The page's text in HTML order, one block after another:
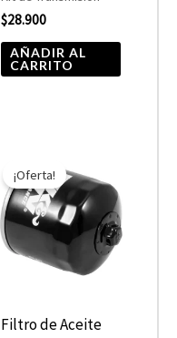
$28.900
AÑADIR AL
CARRITO
¡Oferta!
Filtro de Aceite
precio
original
era:
$10.890.
actual
es:
$5.445.